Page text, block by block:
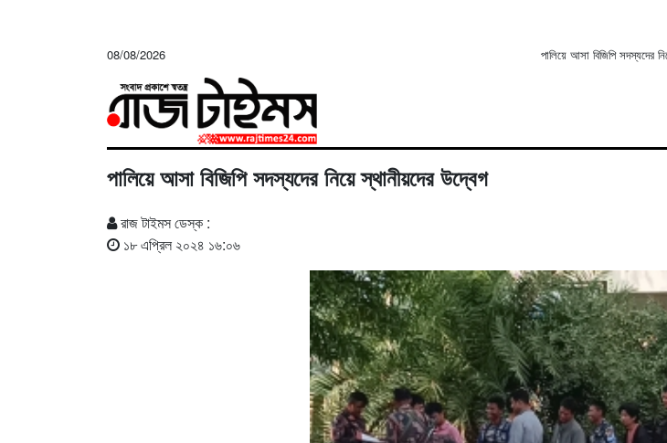
08/08/2026 পালিয়ে আসা বিজিপি সদস্যদের
পালিয়ে আসা বিজিপি সদস্যদের নিয়ে স্থানীয়দের উদ্বেগ
রাজ টাইমস ডেস্ক :
১৮ এপ্রিল ২০২৪ ১৬:০৬